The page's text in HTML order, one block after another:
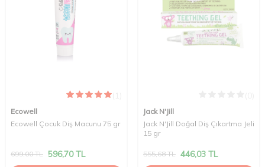
Ecowell
Ecowell Çocuk Diş Macunu 75 gr
699,00TL 596,70TL
Jack N'Jill
Jack N'Jill Doğal Diş Çıkartma Jeli
15 gr
555,68TL 446,03 TL